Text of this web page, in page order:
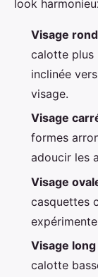
look
Visage rond
calotte plus
inclinée
visage.
Visage
formes
adoucir les
Visage
casquettes
Visage long
calotte